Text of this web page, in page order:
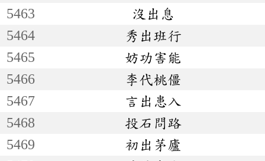
5463
沒出息
5464
秀出班行
5465
妨功害能
5466
李代桃僵
5467
言出患入
5468
投石問路
5469
初出茅廬